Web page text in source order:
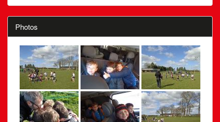
Photos